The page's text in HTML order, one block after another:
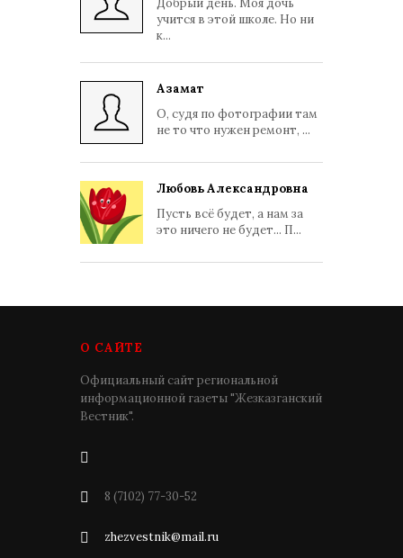
Добрый день. Моя дочь
учится в этой школе. Но ни
к...
Азамат
О, судя по фотографии там
не то что нужен ремонт, ...
Любовь Александровна
Пусть всё будет, а нам за
это ничего не будет... П...
О САЙТЕ
Официальный сайт региональной
информационной газеты "Жезказганский
Вестник".
8 (7102) 77-30-52
zhezvestnik@mail.ru